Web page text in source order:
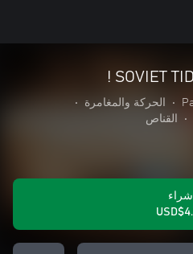
SOVIET
• الحركة والمغامرة
•
• القناص
شراء